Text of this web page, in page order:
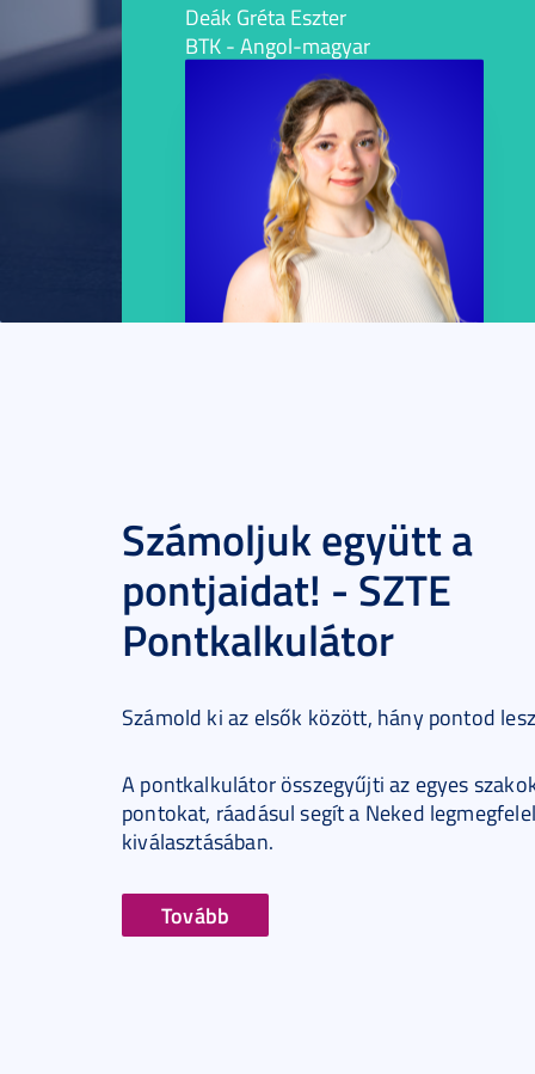
Deák Gréta Eszter
BTK - Angol-magyar
Számoljuk együtt a
pontjaidat! - SZTE
Pontkalkulátor
Számold ki az elsők között, hány pontod
A pontkalkulátor összegyűjti az egyes
pontokat, ráadásul segít a Neked
kiválasztásában.
Tovább